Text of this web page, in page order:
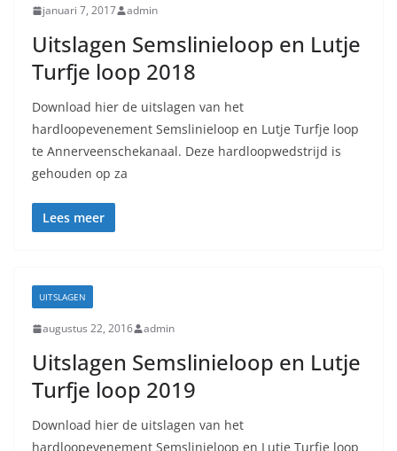
januari 7, 2017 admin
Uitslagen Semslinieloop en Lutje
Turfje loop 2018
Download hier de uitslagen van het
hardloopevenement Semslinieloop en Lutje Turfje loop
te Annerveenschekanaal. Deze hardloopwedstrijd is
gehouden op za
Lees meer
UITSLAGEN
augustus 22, 2016 admin
Uitslagen Semslinieloop en Lutje
Turfje loop 2019
Download hier de uitslagen van het
hardloopevenement Semslinieloop en Lutje Turfje loop